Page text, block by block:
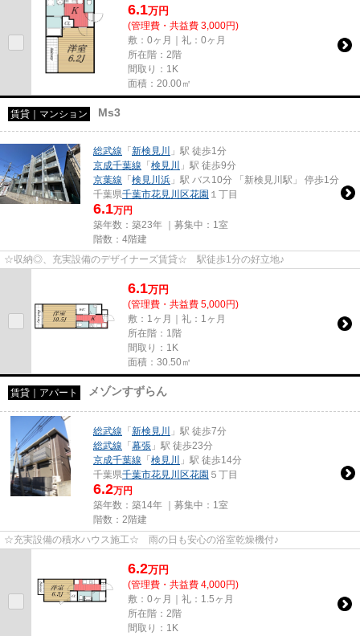
6.1万円
(管理費・共益費 3,000円)
敷：0ヶ月｜礼：0ヶ月
所在階：2階
間取り：1K
面積：20.00㎡
賃貸｜マンション Ms3
総武線 「新検見川
」駅 徒歩1分
京成千葉線 「検見川
」駅 徒歩9分
京葉線 「検見川浜 」駅 バス10分 「新検見川駅」 停歩1分
千葉県千葉市花見川区花園 １丁目
6.1万円
築年数：築23年 ｜募集中： 1室
階数：4階建
☆収納◎、充実設備のデザイナーズ賃貸☆ 駅徒歩1分の好立地♪
6.1万円
(管理費・共益費 5,000円)
敷：1ヶ月｜礼：1ヶ月
所在階：1階
間取り：1K
面積：30.50㎡
賃貸｜アパート メゾンすずらん
総武線 「新検見川
」駅 徒歩7分
総武線 「幕張 」駅 徒歩23分
京成千葉線 「検見川
」駅 徒歩14分
千葉県千葉市花見川区花園 ５丁目
6.2万円
築年数：築14年 ｜募集中： 1室
階数：2階建
☆充実設備の積水ハウス施工☆ 雨の日も安心の浴室乾燥機付♪
6.2万円
(管理費・共益費 4,000円)
敷：0ヶ月｜礼：1.5ヶ月
所在階：2階
間取り：1K